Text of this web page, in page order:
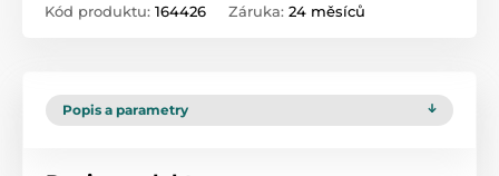
Kód produktu: 164426 Záruka: 24 měsíců
Popis a parametry